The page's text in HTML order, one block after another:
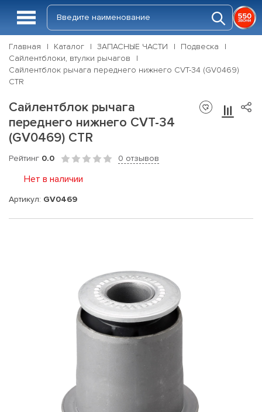
Главная Каталог ЗАПАСНЫЕ ЧАСТИ
Подвеска
Сайлентблоки, втулки рычагов
Сайлентблок рычага переднего нижнего CVT-34 (GV0469)
CTR
Сайлентблок рычага
переднего нижнего CVT-34
(GV0469) CTR
Рейтинг 0.0 0 отзывов
Нет в наличии
Артикул: GV0469